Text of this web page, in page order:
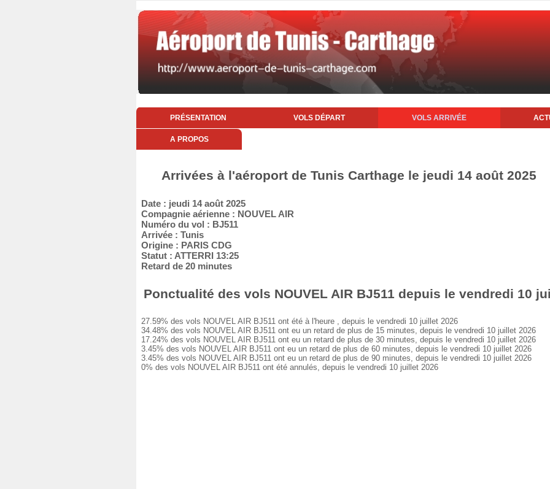
PRÉSENTATION VOLS DÉPART VOLS ARRIVÉE
A PROPOS
Arrivées à l'aéroport de Tunis Carthage le jeudi 14 août 2025
Date : jeudi 14 août 2025
Compagnie aérienne : NOUVEL AIR
Numéro du vol : BJ511
Arrivée : Tunis
Origine : PARIS CDG
Statut : ATTERRI 13:25
Retard de 20 minutes
Ponctualité des vols NOUVEL AIR BJ511 depuis le vendredi 10
27.59% des vols NOUVEL AIR BJ511 ont été à l'heure , depuis le vendredi 10 juillet 2026
34.48% des vols NOUVEL AIR BJ511 ont eu un retard de plus de 15 minutes, depuis le vendredi 10 juillet 2026
17.24% des vols NOUVEL AIR BJ511 ont eu un retard de plus de 30 minutes, depuis le vendredi 10 juillet 2026
3.45% des vols NOUVEL AIR BJ511 ont eu un retard de plus de 60 minutes, depuis le vendredi 10 juillet 2026
3.45% des vols NOUVEL AIR BJ511 ont eu un retard de plus de 90 minutes, depuis le vendredi 10 juillet 2026
0% des vols NOUVEL AIR BJ511 ont été annulés, depuis le vendredi 10 juillet 2026